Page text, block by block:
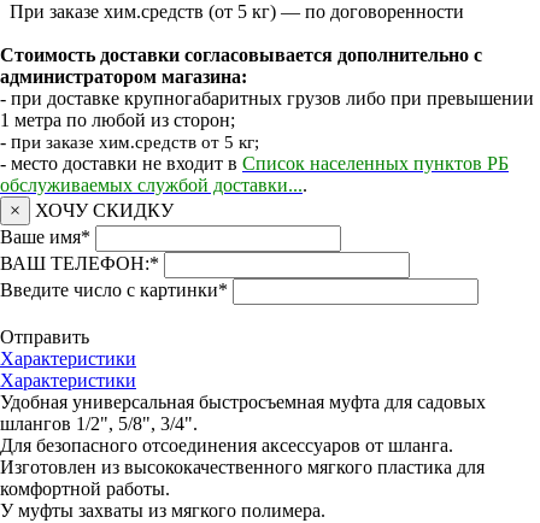
При заказе хим.средств (от 5 кг) — по договоренности
Стоимость доставки согласовывается дополнительно с
администратором магазина:
- при доставке крупногабаритных грузов либо при превышении
1 метра по любой из сторон;
- при заказе хим.средств от 5 кг;
- место доставки не входит в Список населенных пунктов РБ
обслуживаемых службой доставки....
×
ХОЧУ СКИДКУ
Ваше имя*
ВАШ ТЕЛЕФОН:*
Введите число с картинки*
Отправить
Характеристики
Характеристики
Удобная универсальная быстросъемная муфта для садовых
шлангов 1/2", 5/8", 3/4".
Для безопасного отсоединения аксессуаров от шланга.
Изготовлен из высококачественного мягкого пластика для
комфортной работы.
У муфты захваты из мягкого полимера.